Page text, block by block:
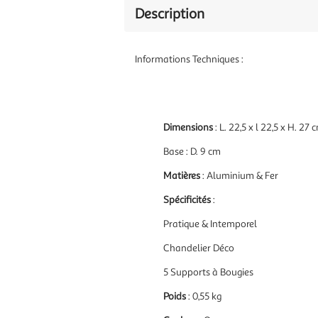
Description
Informations Techniques :
Dimensions: L. 22,5 x l 22,5 x H. 27
Base : D. 9 cm
Matières: Aluminium & Fer
Spécificités:
Pratique & Intemporel
Chandelier Déco
5 Supports à Bougies
Poids: 0,55 kg